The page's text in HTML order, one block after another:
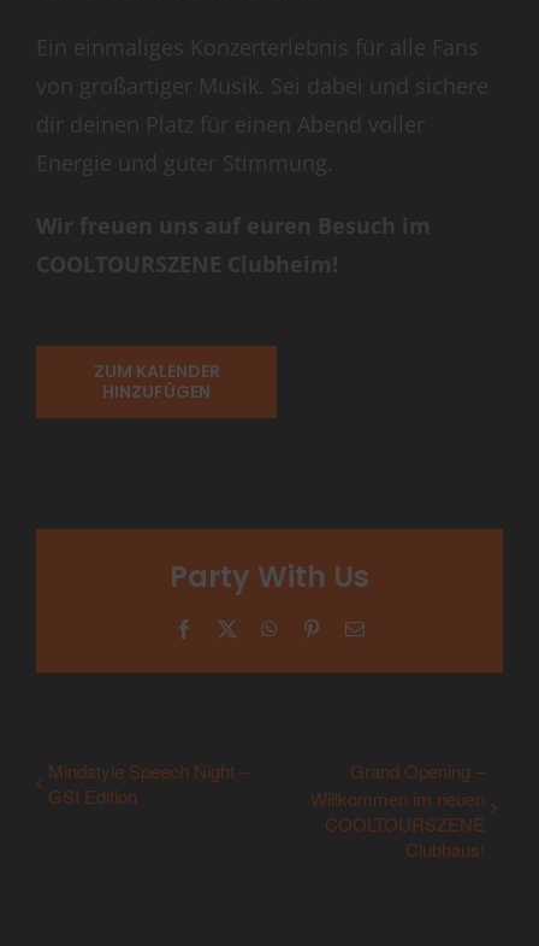
Ein einmaliges Konzerterlebnis für alle Fans
von großartiger Musik. Sei dabei und sichere
dir deinen Platz für einen Abend voller
Energie und guter Stimmung.
Wir freuen uns auf euren Besuch im
COOLTOURSZENE Clubheim!
ZUM KALENDER
HINZUFÜGEN
Party With Us
Facebook WhatsApp
Pinterest
E-
Mindstyle Speech Night –
GSI Edition
Grand Opening –
Willkommen im neuen
COOLTOURSZENE
Clubhaus!